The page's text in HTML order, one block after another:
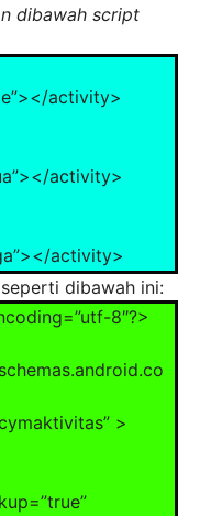
dibawah script
activity>
activity>
activity>
activity>
dibawah ini:
8″?>
>